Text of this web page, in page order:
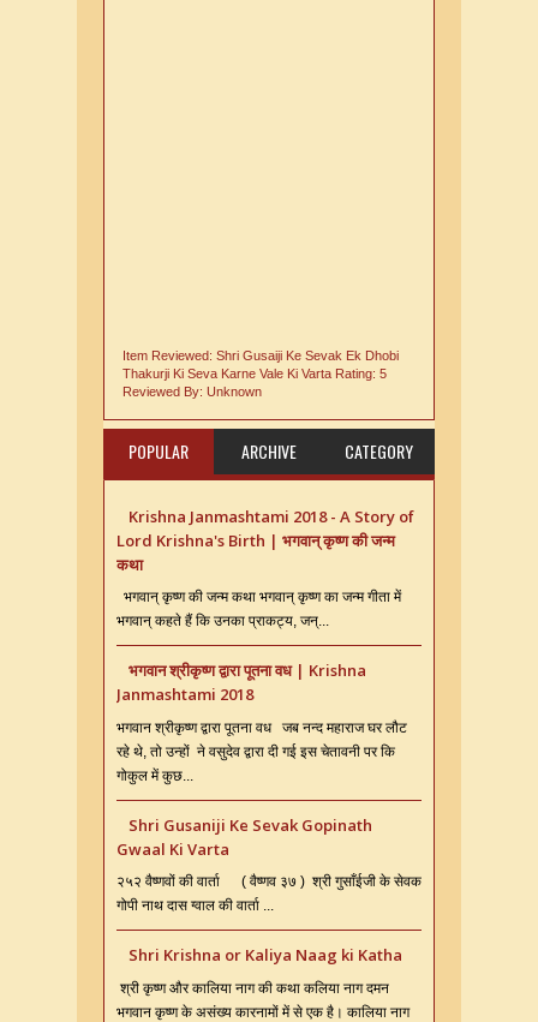
Item Reviewed: Shri Gusaiji Ke Sevak Ek Dhobi
Thakurji Ki Seva Karne Vale Ki Varta Rating: 5
Reviewed By: Unknown
POPULAR ARCHIVE CATEGORY
Krishna Janmashtami 2018 - A Story of
Lord Krishna's Birth | भगवान् कृष्ण की जन्म
कथा
भगवान् कृष्ण की जन्म कथा भगवान् कृष्ण का जन्म गीता में
भगवान् कहते हैं कि उनका प्राकट्य, जन्...
भगवान श्रीकृष्ण द्वारा पूतना वध | Krishna
Janmashtami 2018
भगवान श्रीकृष्ण द्वारा पूतना वध जब नन्द महाराज घर लौट
रहे थे, तो उन्हों ने वसुदेव द्वारा दी गई इस चेतावनी पर कि
गोकुल में कुछ...
Shri Gusaniji Ke Sevak Gopinath
Gwaal Ki Varta
२५२ वैष्णवों की वार्ता ( वैष्णव ३७ ) श्री गुसाँईजी के सेवक
गोपी नाथ दास ग्वाल की वार्ता ...
Shri Krishna or Kaliya Naag ki Katha
श्री कृष्ण और कालिया नाग की कथा कलिया नाग दमन
भगवान कृष्ण के असंख्य कारनामों में से एक है। कालिया नाग